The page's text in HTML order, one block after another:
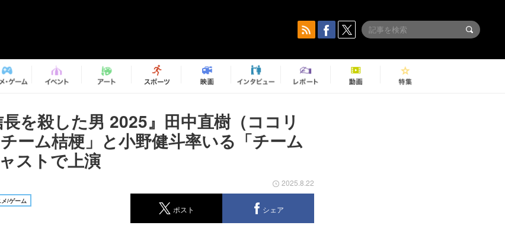
長を殺した男 2025』田中直樹（ココリ
ーム桔梗」と小野健斗率いる「チーム
ストで上演
メ/ゲーム
2025.8.22
ポスト シェア